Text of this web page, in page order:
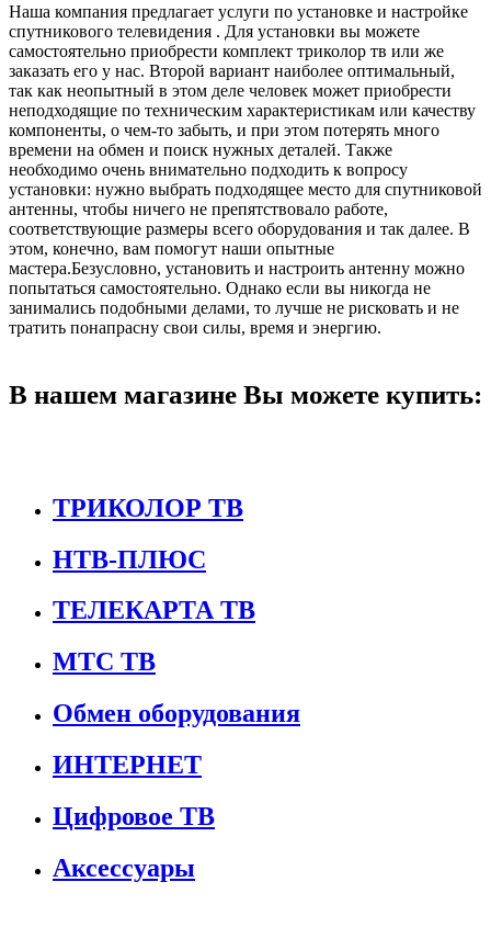
Наша компания предлагает услуги по установке и настройке
спутникового телевидения . Для установки вы можете
самостоятельно приобрести комплект триколор тв или же
заказать его у нас. Второй вариант наиболее оптимальный,
так как неопытный в этом деле человек может приобрести
неподходящие по техническим характеристикам или качеству
компоненты, о чем-то забыть, и при этом потерять много
времени на обмен и поиск нужных деталей. Также
необходимо очень внимательно подходить к вопросу
установки: нужно выбрать подходящее место для спутниковой
антенны, чтобы ничего не препятствовало работе,
соответствующие размеры всего оборудования и так далее. В
этом, конечно, вам помогут наши опытные
мастера.Безусловно, установить и настроить антенну можно
попытаться самостоятельно. Однако если вы никогда не
занимались подобными делами, то лучше не рисковать и не
тратить понапрасну свои силы, время и энергию.
В нашем магазине Вы можете купить:
ТРИКОЛОР ТВ
НТВ-ПЛЮС
ТЕЛЕКАРТА ТВ
МТС ТВ
Обмен оборудования
ИНТЕРНЕТ
Цифровое ТВ
Аксессуары